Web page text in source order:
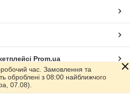
Prom.ua
час. Замовлення та
оброблені з 08:00 найближчого
07.08).